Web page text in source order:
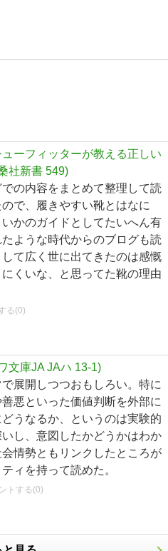
ーフィッターが教える正しい
社新書 549)
の内容をまとめて整理して読
で、履きやすい靴とはなに
かのガイドとしてたいへん有
ような時代からのブログも読
て広く世に出てきたのは感慨
くいな、と思ってた靴の理由
る(0)
文庫JA JAハ 13-1)
展開しつつおもしろい。特に
悪といった価値判断を外部に
うなるか、というのは実験的
し、意図したかどうかはわか
情勢ともリンクしたところが
ィを持って読めた。
トする(0)